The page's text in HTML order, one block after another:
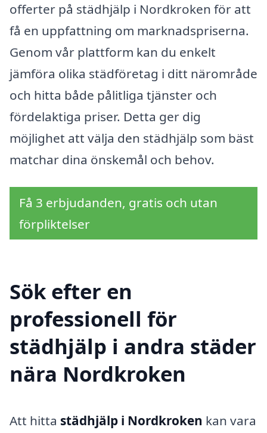
offerter på städhjälp i Nordkroken för att
få en uppfattning om marknadspriserna.
Genom vår plattform kan du enkelt
jämföra olika städföretag i ditt närområde
och hitta både pålitliga tjänster och
fördelaktiga priser. Detta ger dig
möjlighet att välja den städhjälp som bäst
matchar dina önskemål och behov.
Få 3 erbjudanden, gratis och utan
förpliktelser
Sök efter en
professionell för
städhjälp i andra städer
nära Nordkroken
Att hitta städhjälp i Nordkroken kan vara